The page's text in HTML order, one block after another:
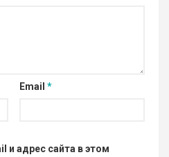
Email *
и адрес сайта в этом